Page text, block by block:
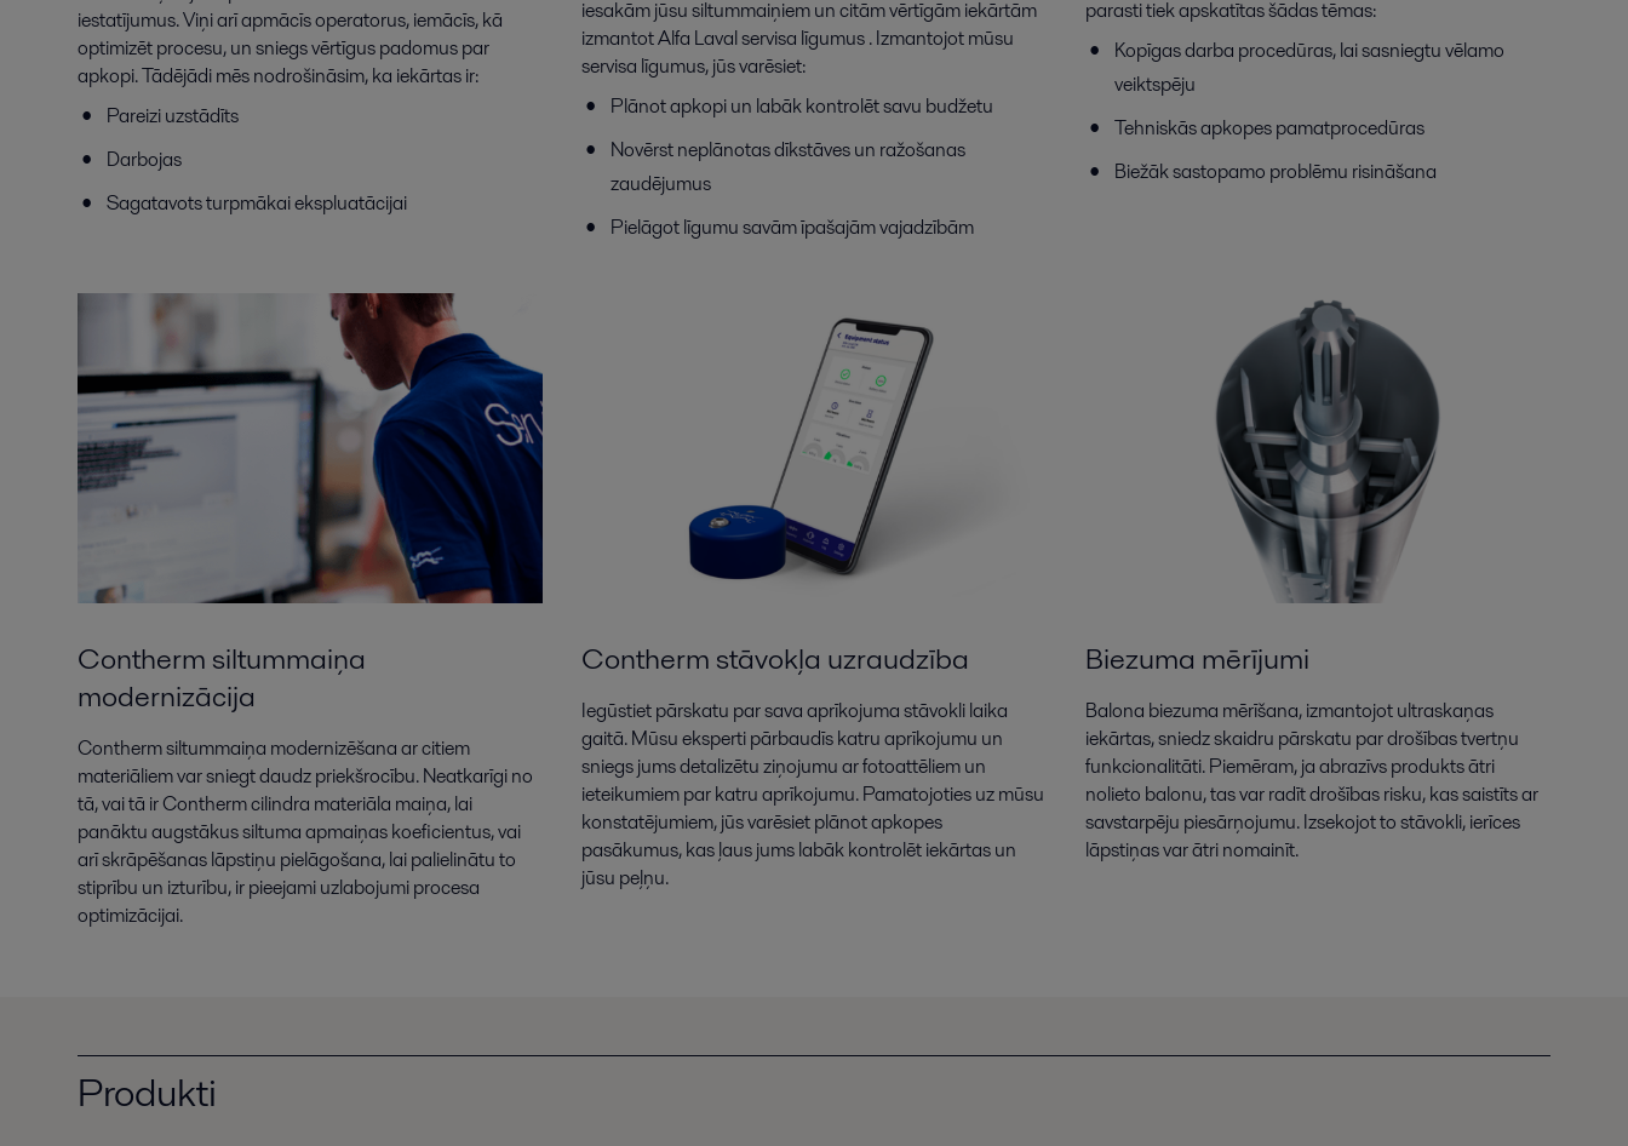
iestatījumus. Viņi arī apmācīs operatorus, iemācīs, kā
optimizēt procesu, un sniegs vērtīgus padomus par
apkopi. Tādējādi mēs nodrošināsim, ka iekārtas ir:
Pareizi uzstādīts
Darbojas
Sagatavots turpmākai ekspluatācijai
iesakām jūsu siltummaiņiem un citām vērtīgām iekārtām
izmantot Alfa Laval servisa līgumus . Izmantojot mūsu
servisa līgumus, jūs varēsiet:
Plānot apkopi un labāk kontrolēt savu budžetu
Novērst neplānotas dīkstāves un ražošanas
zaudējumus
Pielāgot līgumu savām īpašajām vajadzībām
parasti tiek apskatītas šādas tēmas:
Kopīgas darba procedūras, lai sasniegtu vēlamo
veiktspēju
Tehniskās apkopes pamatprocedūras
Biežāk sastopamo problēmu risināšana
Contherm siltummaiņa
modernizācija
Contherm siltummaiņa modernizēšana ar citiem
materiāliem var sniegt daudz priekšrocību. Neatkarīgi no
tā, vai tā ir Contherm cilindra materiāla maiņa, lai
panāktu augstākus siltuma apmaiņas koeficientus, vai
arī skrāpēšanas lāpstiņu pielāgošana, lai palielinātu to
stiprību un izturību, ir pieejami uzlabojumi procesa
optimizācijai.
Contherm stāvokļa uzraudzība
Iegūstiet pārskatu par sava aprīkojuma stāvokli laika
gaitā. Mūsu eksperti pārbaudīs katru aprīkojumu un
sniegs jums detalizētu ziņojumu ar fotoattēliem un
ieteikumiem par katru aprīkojumu. Pamatojoties uz mūsu
konstatējumiem, jūs varēsiet plānot apkopes
pasākumus, kas ļaus jums labāk kontrolēt iekārtas un
jūsu peļņu.
Biezuma mērījumi
Balona biezuma mērīšana, izmantojot ultraskaņas
iekārtas, sniedz skaidru pārskatu par drošības tvertņu
funkcionalitāti. Piemēram, ja abrazīvs produkts ātri
nolieto balonu, tas var radīt drošības risku, kas saistīts ar
savstarpēju piesārņojumu. Izsekojot to stāvokli, ierīces
lāpstiņas var ātri nomainīt.
Produkti